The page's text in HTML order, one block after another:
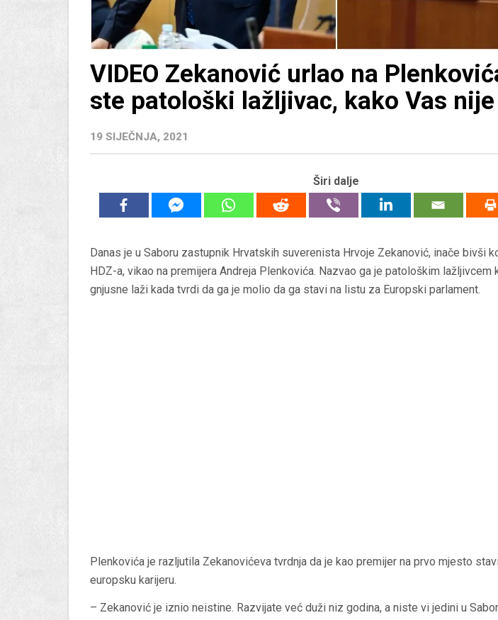
VIDEO Zekanović urlao na
ste patološki lažljivac, kako Vas nije
19 SIJEČNJA, 2021
Širi dalje
Danas je u Saboru zastupnik Hrvatskih suverenista Hrvoje Zekanović, inače bivši
HDZ-a, vikao na premijera Andreja Plenkovića. Nazvao ga je patološkim lažljivcem
gnjusne laži kada tvrdi da ga je molio da ga stavi na listu za Europski parlament.
Plenkovića je razljutila Zekanovićeva tvrdnja da je kao premijer na prvo mjesto
europsku karijeru.
– Zekanović je iznio neistine. Razvijate već duži niz godina, a niste vi jedini u